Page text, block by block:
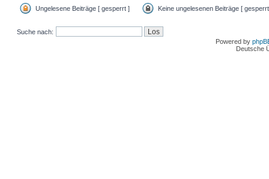
Ungelesene Beiträge [ gesperrt ] Keine ungelesenen Beiträge [
Suche nach:
Powered by
Deutsche